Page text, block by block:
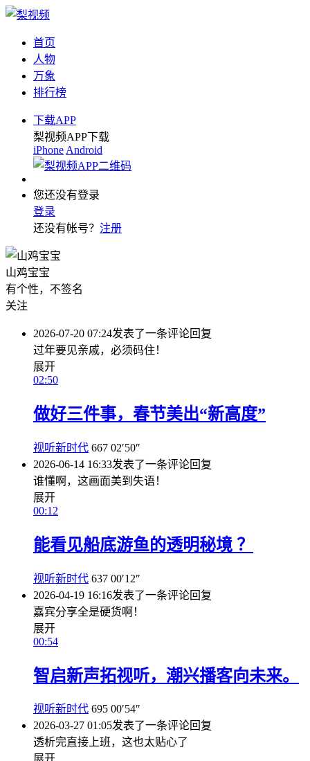
首页
人物
万象
排行榜
下载APP
梨视频APP下载
iPhone Android
您还没有登录
登录
还没有帐号？ 注册
山鸡宝宝
有个性，不签名
关注
2026-07-20 07:24发表了一条评论回复
过年要见亲戚，必须码住！
展开
02:50
做好三件事，春节美出“新高度”
视听新时代 667 02′50″
2026-06-14 16:33发表了一条评论回复
谁懂啊，这画面美到失语！
展开
00:12
能看见船底游鱼的透明秘境 ？
视听新时代 637 00′12″
2026-04-19 16:16发表了一条评论回复
嘉宾分享全是硬货啊！
展开
00:54
智启新声拓视听，潮兴播客向未来。
视听新时代 695 00′54″
2026-03-27 01:05发表了一条评论回复
透析完直接上班，这也太贴心了